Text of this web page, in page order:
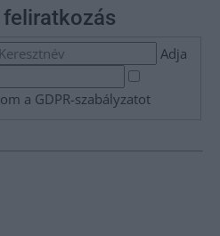
Adja
a GDPR-szabályzatot